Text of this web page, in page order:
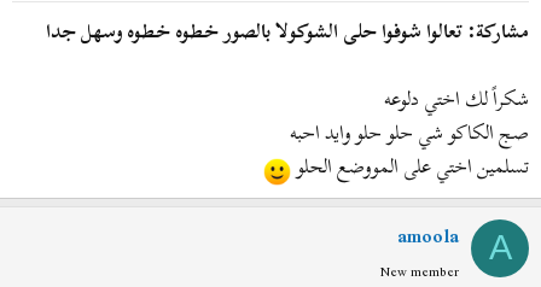
مشاركة: تعالوا شوفوا حلى الشوكولا بالصور خطوه خطوه وسهل جدا
شكراً لك اختي دلوعه
صج الكاكو شي حلو حلو وايد احبه
تسلمين اختي على المووضع الحلو
A
amoola
New member